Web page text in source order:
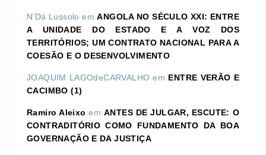
N'Dá Lussolo emANGOLA NO SÉCULO XXI: ENTRE
A UNIDADE DO ESTADO E A VOZ DOS
TERRITÓRIOS; UM CONTRATO NACIONAL PARA A
COESÃO E O DESENVOLVIMENTO
JOAQUIM LAGOdeCARVALHO em ENTRE VERÃO E
CACIMBO (1)
Ramiro Aleixo emANTES DE JULGAR, ESCUTE: O
CONTRADITÓRIO COMO FUNDAMENTO DA BOA
GOVERNAÇÃO E DA JUSTIÇA